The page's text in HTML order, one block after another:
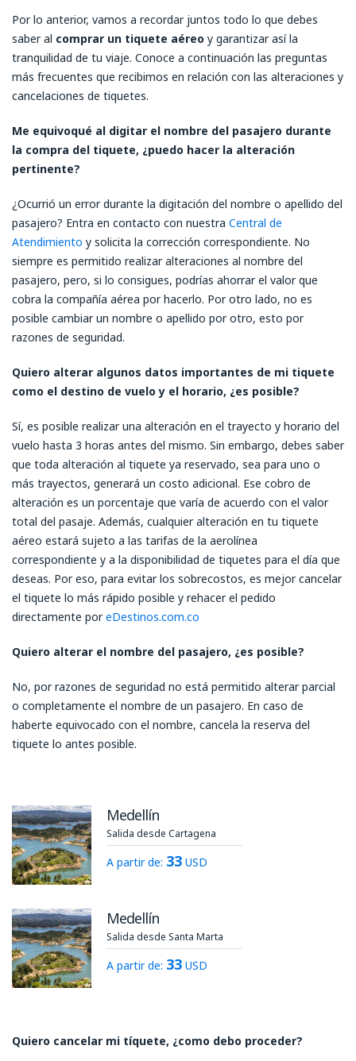
Por lo anterior, vamos a recordar juntos todo lo que debes
saber al comprar un tiquete aéreo y garantizar así la
tranquilidad de tu viaje. Conoce a continuación las preguntas
más frecuentes que recibimos en relación con las alteraciones y
cancelaciones de tiquetes.
Me equivoqué al digitar el nombre del pasajero durante
la compra del tiquete, ¿puedo hacer la alteración
pertinente?
¿Ocurrió un error durante la digitación del nombre o apellido del
pasajero? Entra en contacto con nuestra Central de
Atendimiento y solicita la corrección correspondiente. No
siempre es permitido realizar alteraciones al nombre del
pasajero, pero, si lo consigues, podrías ahorrar el valor que
cobra la compañía aérea por hacerlo. Por otro lado, no es
posible cambiar un nombre o apellido por otro, esto por
razones de seguridad.
Quiero alterar algunos datos importantes de mi tiquete
como el destino de vuelo y el horario, ¿es posible?
Sí, es posible realizar una alteración en el trayecto y horario del
vuelo hasta 3 horas antes del mismo. Sin embargo, debes saber
que toda alteración al tiquete ya reservado, sea para uno o
más trayectos, generará un costo adicional. Ese cobro de
alteración es un porcentaje que varía de acuerdo con el valor
total del pasaje. Además, cualquier alteración en tu tiquete
aéreo estará sujeto a las tarifas de la aerolínea
correspondiente y a la disponibilidad de tiquetes para el día que
deseas. Por eso, para evitar los sobrecostos, es mejor cancelar
el tiquete lo más rápido posible y rehacer el pedido
directamente poreDestinos.com.co
Quiero alterar el nombre del pasajero, ¿es posible?
No, por razones de seguridad no está permitido alterar parcial
o completamente el nombre de un pasajero. En caso de
haberte equivocado con el nombre, cancela la reserva del
tiquete lo antes posible.
Medellín
Salida desde Cartagena
A partir de: 33 USD
Medellín
Salida desde Santa Marta
A partir de: 33 USD
Quiero cancelar mi tíquete, ¿como debo proceder?